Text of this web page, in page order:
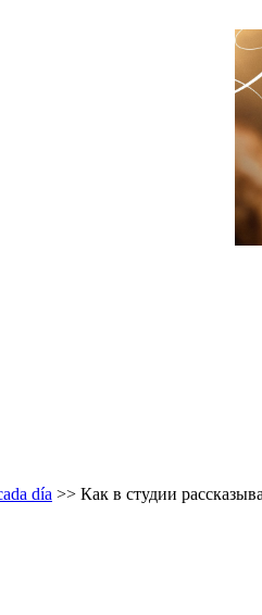
día >> Как в студии